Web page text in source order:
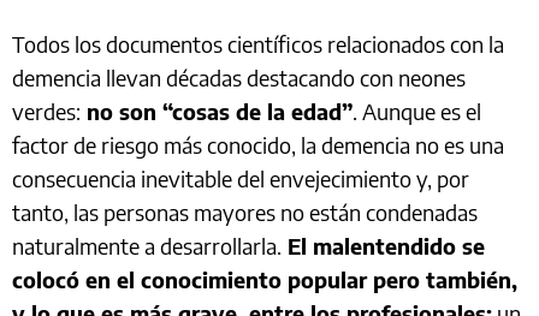
Todos los documentos científicos relacionados con la
demencia llevan décadas destacando con neones
verdes: no son “cosas de la edad”. Aunque es el
factor de riesgo más conocido, la demencia no es una
consecuencia inevitable del envejecimiento y, por
tanto, las personas mayores no están condenadas
naturalmente a desarrollarla. El malentendido se
colocó en el conocimiento popular pero también,